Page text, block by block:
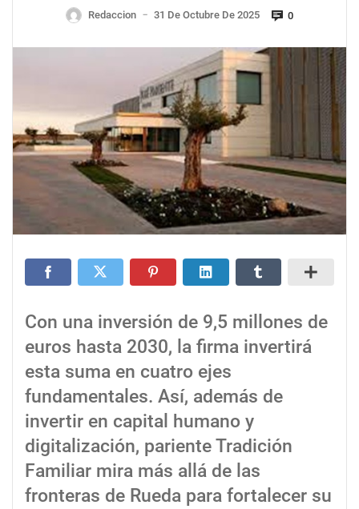
Redaccion — 31 De Octubre De 2025 0
Con una inversión de 9,5 millones de
euros hasta 2030, la firma invertirá
esta suma en cuatro ejes
fundamentales. Así, además de
invertir en capital humano y
digitalización, pariente Tradición
Familiar mira más allá de las
fronteras de Rueda para fortalecer su